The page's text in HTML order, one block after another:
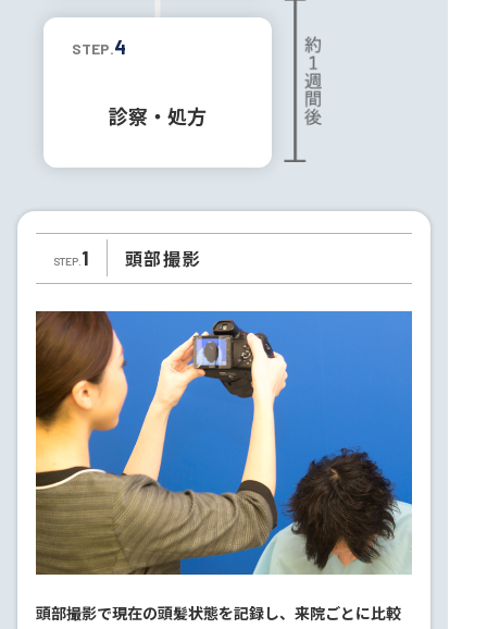
STEP.4
診察・処方
STEP. 1 頭部撮影
頭部撮影で現在の頭髪状態を記録し、来院ごとに比較